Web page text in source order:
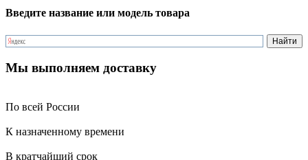
Введите название или модель товара
Мы выполняем доставку
По всей России
К назначенному времени
В кратчайший срок